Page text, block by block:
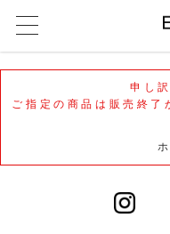
申し
ご指定の商品は販売終了